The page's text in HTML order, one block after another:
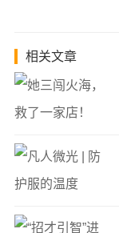
相关文章